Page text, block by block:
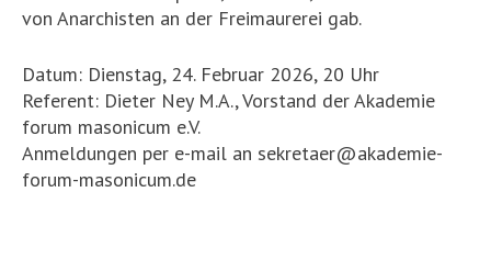
von Anarchisten an der Freimaurerei gab.
Datum: Dienstag, 24. Februar 2026, 20 Uhr
Referent: Dieter Ney M.A., Vorstand der Akademie
forum masonicum e.V.
Anmeldungen per e-mail an sekretaer@akademie-
forum-masonicum.de